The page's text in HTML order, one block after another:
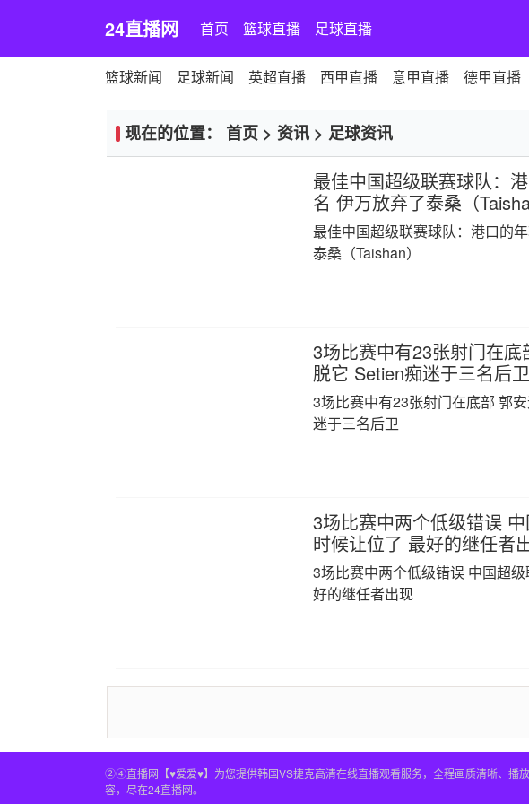
24直播网 首页 篮球直播 足球直播
篮球新闻 足球新闻 英超直播 西甲直播 意甲直播 德甲直播
现在的位置： 首页 > 资讯 > 足球资讯
最佳中国超级联赛球队：
名 伊万放弃了泰桑（
最佳中国超级联赛球队：港口的
泰桑（Taishan）
3场比赛中有23张射门在
脱它 Setien痴迷于三名后卫
3场比赛中有23张射门在底部 郭
迷于三名后卫
3场比赛中两个低级错误
时候让位了 最好的继任者
3场比赛中两个低级错误 中国超
好的继任者出现
②④直播网【♥爱爱♥】为您提供韩国VS捷克高清在线直播观看服务，全程画质清晰、播
容，尽在24直播网。